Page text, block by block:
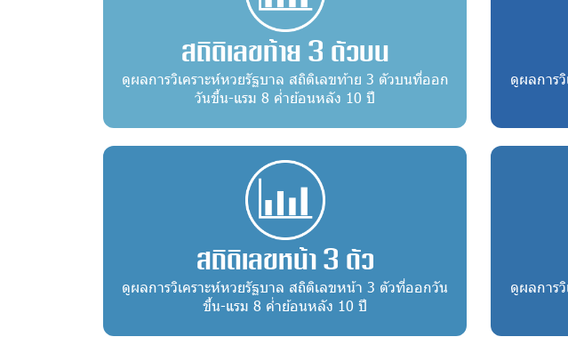
สถิติเลขท้าย 3 ตัวบน
ดูผลการวิเคราะห์หวยรัฐบาล สถิติเลขท้าย 3 ตัวบนที่ออก
วันขึ้น-แรม 8 ค่ำย้อนหลัง 10 ปี
ดูผลการ
สถิติเลขหน้า 3 ตัว
ดูผลการวิเคราะห์หวยรัฐบาล สถิติเลขหน้า 3 ตัวที่ออกวัน
ขึ้น-แรม 8 ค่ำย้อนหลัง 10 ปี
ดูผลการ